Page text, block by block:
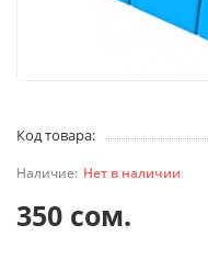
Код товара:
Нет в наличии
350 сом.